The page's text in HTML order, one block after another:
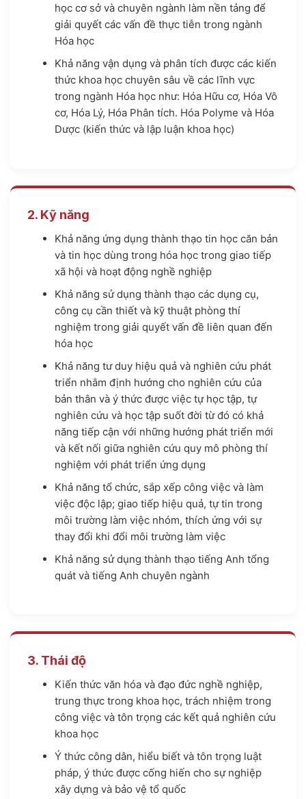
học cơ sở và chuyên ngành làm nền tảng để
giải quyết các vấn đề thực tiễn trong ngành
Hóa học
Khả năng vận dụng và phân tích được các kiến
thức khoa học chuyên sâu về các lĩnh vực
trong ngành Hóa học như: Hóa Hữu cơ, Hóa Vô
cơ, Hóa Lý, Hóa Phân tích. Hóa Polyme và Hóa
Dược (kiến thức và lập luận khoa học)
2. Kỹ năng
Khả năng ứng dụng thành thạo tin học căn bản
và tin học dùng trong hóa học trong giao tiếp
xã hội và hoạt động nghề nghiệp
Khả năng sử dụng thành thạo các dụng cụ,
công cụ cần thiết và kỹ thuật phòng thí
nghiệm trong giải quyết vấn đề liên quan đến
hóa học
Khả năng tư duy hiệu quả và nghiên cứu phát
triển nhằm định hướng cho nghiên cứu của
bản thân và ý thức được việc tự học tập, tự
nghiên cứu và học tập suốt đời từ đó có khả
năng tiếp cận với những hướng phát triển mới
và kết nối giữa nghiên cứu quy mô phòng thí
nghiệm với phát triển ứng dụng
Khả năng tổ chức, sắp xếp công việc và làm
việc độc lập; giao tiếp hiệu quả, tự tin trong
môi trường làm việc nhóm, thích ứng với sự
thay đổi khi đổi môi trường làm việc
Khả năng sử dụng thành thạo tiếng Anh tổng
quát và tiếng Anh chuyên ngành
3. Thái độ
Kiến thức văn hóa và đạo đức nghề nghiệp,
trung thực trong khoa học, trách nhiệm trong
công việc và tôn trọng các kết quả nghiên cứu
khoa học
Ý thức công dân, hiểu biết và tôn trọng luật
pháp, ý thức được cống hiến cho sự nghiệp
xây dựng và bảo vệ tổ quốc